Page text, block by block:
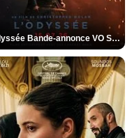
L'Odyssée Bande-annonce VO STFR